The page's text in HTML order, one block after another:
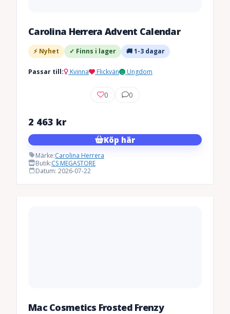
Carolina Herrera Advent Calendar
⚡ Nyhet ✓ Finns i lager 🚚 1-3 dagar
Passar till: Kvinna Flickvän Ungdom
0 0
2 463 kr
Köp här
Märke:Carolina Herrera
Butik:CS MEGASTORE
Datum: 2026-07-22
Mac Cosmetics Frosted Frenzy